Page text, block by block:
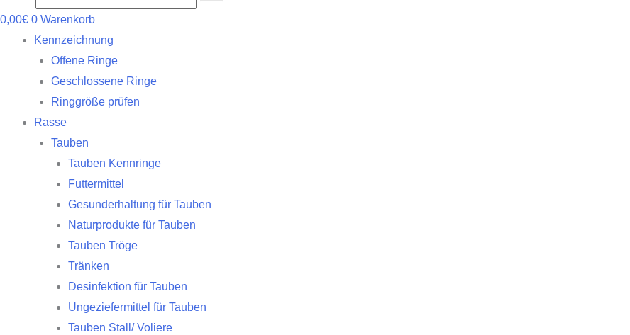
0,00€ 0 Warenkorb
Kennzeichnung
Offene Ringe
Geschlossene Ringe
Ringgröße prüfen
Rasse
Tauben
Tauben Kennringe
Futtermittel
Gesunderhaltung für Tauben
Naturprodukte für Tauben
Tauben Tröge
Tränken
Desinfektion für Tauben
Ungeziefermittel für Tauben
Tauben Stall/ Voliere